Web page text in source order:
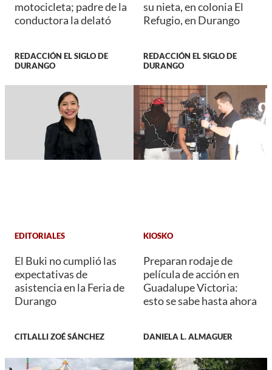
motocicleta; padre de la
conductora la delató
REDACCIÓN EL SIGLO DE
DURANGO
su nieta, en colonia El
Refugio, en Durango
REDACCIÓN EL SIGLO DE
DURANGO
EDITORIALES
El Buki no cumplió las
expectativas de
asistencia en la Feria de
Durango
CITLALLI ZOÉ SÁNCHEZ
KIOSKO
Preparan rodaje de
película de acción en
Guadalupe Victoria:
esto se sabe hasta ahora
DANIELA L. ALMAGUER